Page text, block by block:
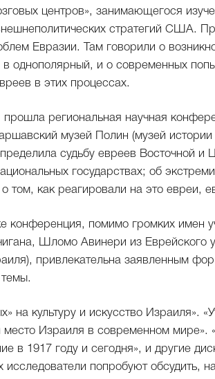
центров», занимающегося
стратегий США.
Евразии. Там говорили о
в однополярный, и о современных
в этих процессах.
прошла региональная научная
музей Полин (музей
судьбу евреев Восточной и
государствах; об
том, как реагировали на это евреи,
конференция, помимо громких имен
Шломо Авинери из Еврейского
привлекательна заявленным
на культуру и искусство Израиля».
место Израиля в современном мире».
в 1917 году и сегодня», и другие
исследователи попробуют обсудить,